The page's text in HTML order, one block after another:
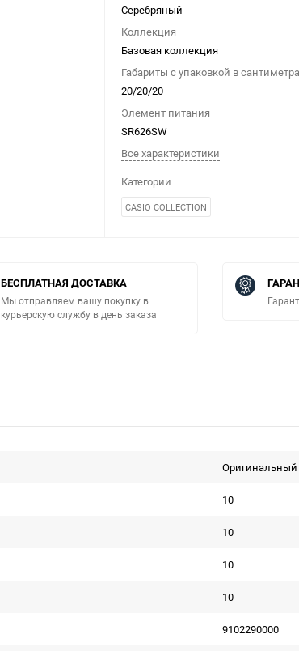
Серебряный
Коллекция
Базовая коллекция
Габариты с упаковкой в
20/20/20
Элемент питания
SR626SW
Все характеристики
Категории
CASIO COLLECTION
БЕСПЛАТНАЯ ДОСТАВКА
Мы отправляем вашу покупку в
курьерскую службу в день заказа
Оригинальный
10
10
10
10
9102290000